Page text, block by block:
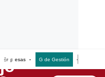
Empresas G de Gestión